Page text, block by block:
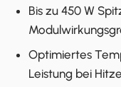
Bis zu 450 W
Optimiertes
Leistung bei Hitze